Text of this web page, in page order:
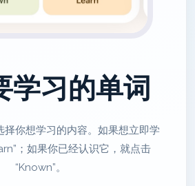
学习的单词
择你想学习的内容。如果想立即学
；如果你已经认识它，就点击
“Known”。